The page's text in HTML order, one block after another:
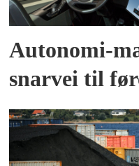
Autonomi-
snarvei til